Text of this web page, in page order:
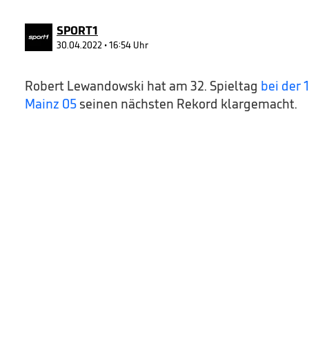
SPORT1
30.04.2022 • 16:54 Uhr
Robert Lewandowski hat am 32. Spieltag bei der
Mainz 05 seinen nächsten Rekord klargemacht.